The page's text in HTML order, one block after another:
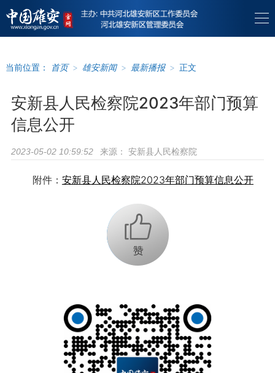
当前位置： 首页 > 雄安新闻 > 最新播报 > 正文
安新县人民检察院2023年部门预算
信息公开
2023-05-02 10:59:52 来源： 安新县人民检察院
附件： 安新县人民检察院2023年部门预算信息公开
+1